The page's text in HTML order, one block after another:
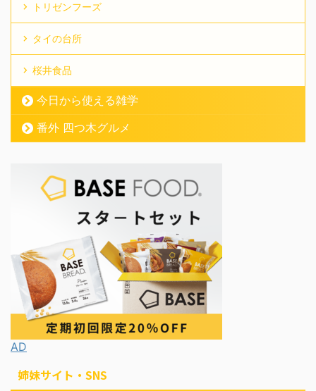
トリゼンフーズ
タイの台所
桜井食品
今日から使える雑学
番外 四つ木グルメ
AD
姉妹サイト・SNS